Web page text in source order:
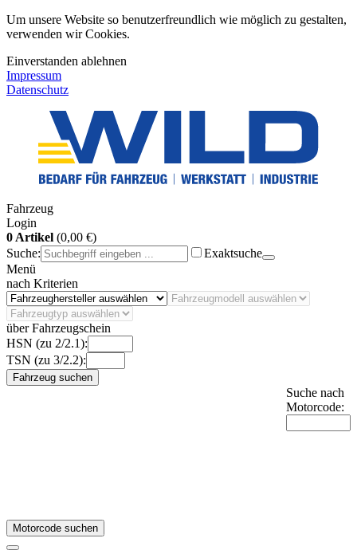
Um unsere Website so benutzerfreundlich wie möglich zu gestalten,
verwenden wir Cookies.
Einverstanden ablehnen
Impressum
Datenschutz
Fahrzeug
Login
0 Artikel (0,00 €)
Suche:
Exaktsuche
Menü
nach Kriterien
über Fahrzeugschein
HSN (zu 2/2.1):
TSN (zu 3/2.2):
Fahrzeug suchen
Suche nach
Motorcode:
Motorcode suchen